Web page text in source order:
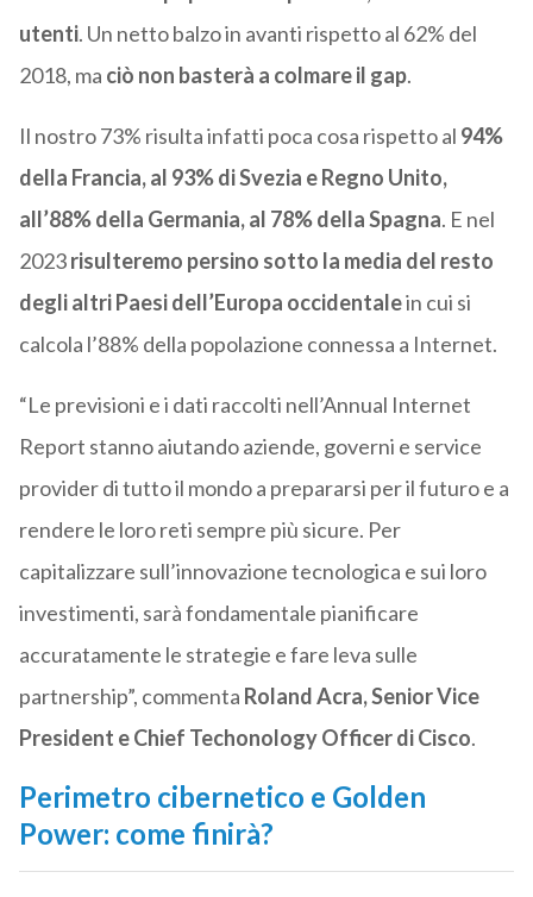
utenti. Un netto balzo in avanti rispetto al 62% del
2018, ma ciò non basterà a colmare il gap.
Il nostro 73% risulta infatti poca cosa rispetto al 94%
della Francia, al 93% di Svezia e Regno Unito,
all’88% della Germania, al 78% della Spagna. E nel
2023risulteremo persino sotto la media del resto
degli altri Paesi dell’Europa occidentalein cui si
calcola l’88% della popolazione connessa a Internet.
“Le previsioni e i dati raccolti nell’Annual Internet
Report stanno aiutando aziende, governi e service
provider di tutto il mondo a prepararsi per il futuro e a
rendere le loro reti sempre più sicure. Per
capitalizzare sull’innovazione tecnologica e sui loro
investimenti, sarà fondamentale pianificare
accuratamente le strategie e fare leva sulle
partnership”, commenta Roland Acra, Senior Vice
President e Chief Techonology Officer di Cisco.
Perimetro cibernetico e Golden
Power: come finirà?